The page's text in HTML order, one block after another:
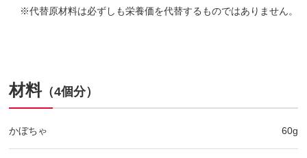
代替原材料は必ずしも栄養価を代替するものではありません。
材料（4個分）
かぼちゃ 60g